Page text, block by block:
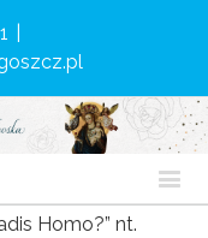
Homo?” nt.